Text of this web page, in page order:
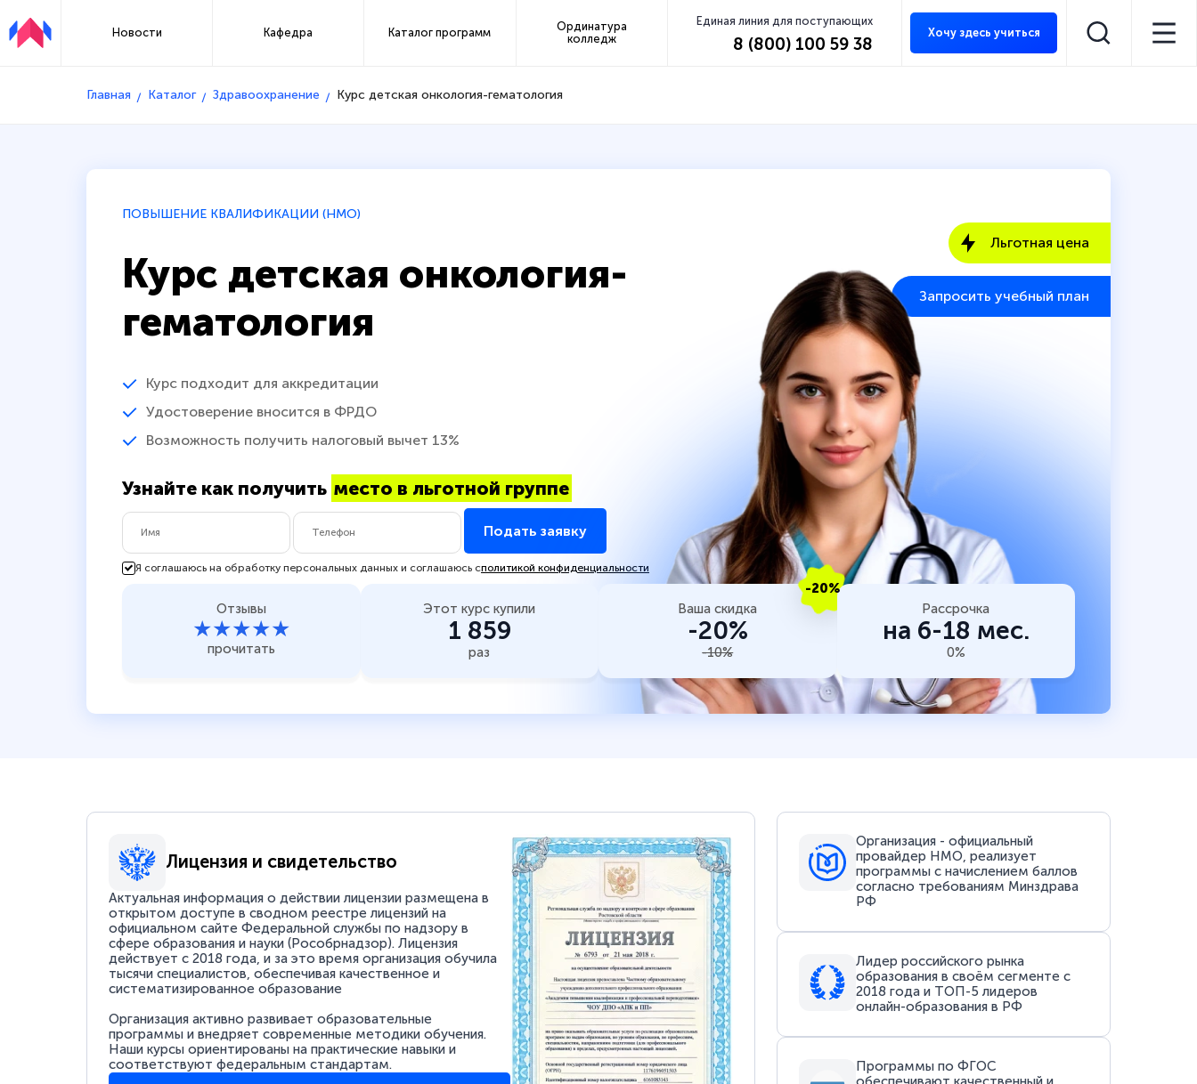
Новости Кафедра Каталог программ
Ординатура
колледж
Единая линия для поступающих
8 (800) 100 59 38
Хочу здесь учиться
Главная Каталог Здравоохранение Курс детская онкология-гематология
ПОВЫШЕНИЕ КВАЛИФИКАЦИИ (НМО)
Курс детская онкология-
гематология
Курс подходит для аккредитации
Удостоверение вносится в ФРДО
Возможность получить налоговый вычет 13%
Узнайте как получить место в льготной группе
Подать заявку
Я соглашаюсь на обработку персональных данных и соглашаюсь сполитикой конфиденциальности
Льготная цена
Запросить учебный план
Отзывы
★★★★★
прочитать
Этот курс купили
1 859
раз
-20%
Ваша скидка
-20%
-10%
Рассрочка
на 6-18 мес.
0%
Лицензия и свидетельство
Актуальная информация о действии лицензии размещена в
открытом доступе в сводном реестре лицензий на
официальном сайте Федеральной службы по надзору в
сфере образования и науки (Рособрнадзор). Лицензия
действует с 2018 года, и за это время организация обучила
тысячи специалистов, обеспечивая качественное и
систематизированное образование
Организация активно развивает образовательные
программы и внедряет современные методики обучения.
Наши курсы ориентированы на практические навыки и
соответствуют федеральным стандартам.
Организация - официальный
провайдер НМО, реализует
программы с начислением баллов
согласно требованиям Минздрава
РФ
Лидер российского рынка
образования в своём сегменте с
2018 года и ТОП-5 лидеров
онлайн-образования в РФ
Программы по ФГОС